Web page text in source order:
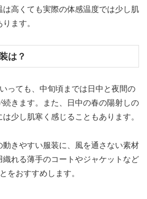
は高くても実際の体感温度では少し肌
ます。
は？
っても、中旬頃までは日中と夜間の
続きます。また、日中の春の陽射しの
少し肌寒く感じることもあります。
動きやすい服装に、風を通さない素材
織れる薄手のコートやジャケットなど
をおすすめします。